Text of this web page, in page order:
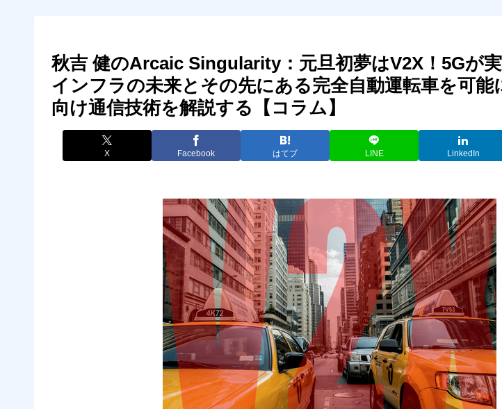
秋吉 健のArcaic Singularity：元旦初夢はV2X！5Gが
インフラの未来とその先にある完全自動運転車を可能
向け通信技術を解説する【コラム】
X Facebook はてブ LINE LinkedIn